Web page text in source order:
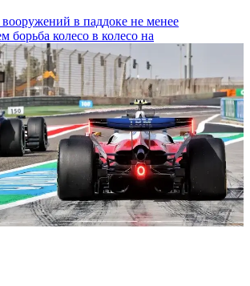
в паддоке не менее
борьба колесо в колесо на